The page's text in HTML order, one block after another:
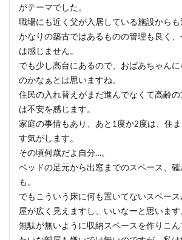
がテーマでした。
職場にも近く父が入居している施設からも
かなりの築古ではあるものの管理も良く
は感じません。
でも少し高台にあるので、おばあちゃん
のかなぁとは思いますね。
住民の入れ替えがまだ進んでなくて高齢
は不安を感じます。
家庭の事情もあり、あと1度か2度は、住
す気がします。
その頃何歳だよ自分…。
ベッドの足元から出窓までのスペース、
も。
でもこういう床に何も置いてないスペー
屋が広く見えますし、いいなーと思います
無駄が無いように収納スペースを作りこ